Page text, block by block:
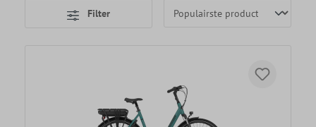
Filter